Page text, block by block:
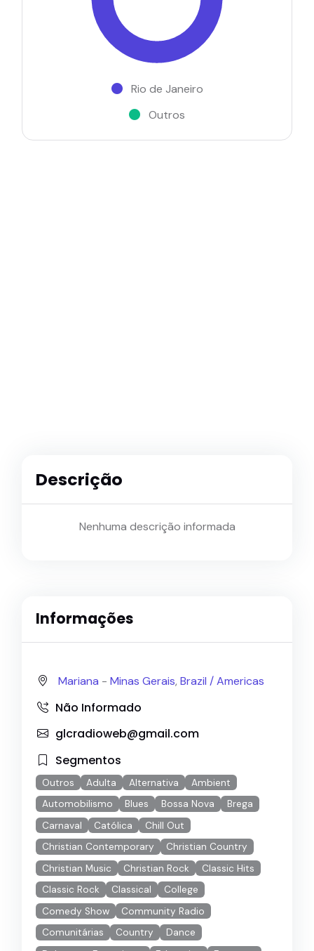
Rio de Janeiro
Outros
Descrição
Nenhuma descrição informada
Informações
Mariana - Minas Gerais, Brazil /Americas
Não Informado
glcradioweb@gmail.com
Segmentos
Outros Adulta Alternativa
Ambient
Automobilismo
Blues Bossa Nova
Brega
Carnaval
Católica
Chill Out
Christian Contemporary
Christian Country
Christian Music
Christian Rock
Classic Hits
Classic Rock
Classical
College
Comedy Show
Community Radio
Comunitárias
Country
Dance